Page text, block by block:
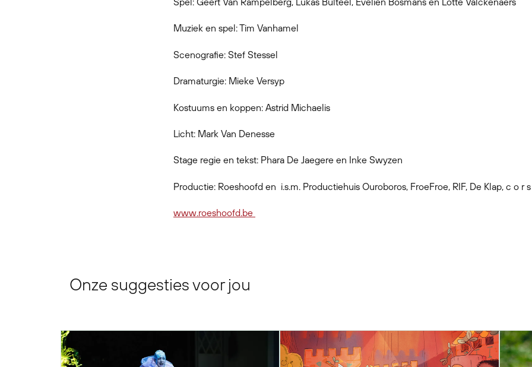
Muziek en spel: Tim Vanhamel
Scenografie: Stef Stessel
Dramaturgie: Mieke Versyp
Kostuums en koppen: Astrid Michaelis
Licht: Mark Van Denesse
Stage regie en tekst: Phara De Jaegere en Inke Swyzen
Productie: Roeshoofd en i.s.m. Productiehuis Ouroboros, FroeFroe, RIF, De Klap, c o r
www.roeshoofd.be
Onze suggesties voor jou